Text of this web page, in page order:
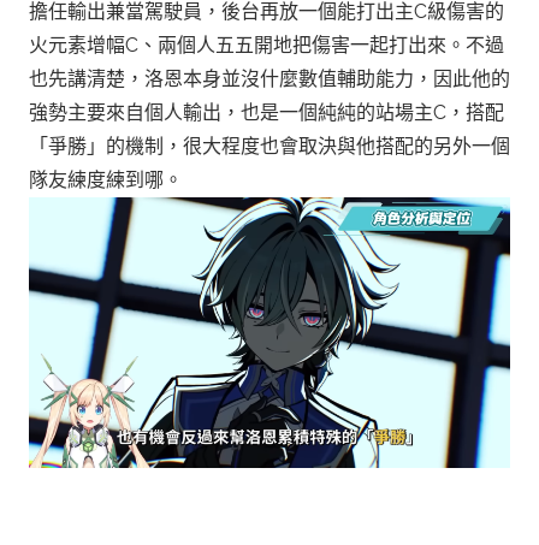
擔任輸出兼當駕駛員，後台再放一個能打出主C級傷害的
火元素增幅C、兩個人五五開地把傷害一起打出來。 不過
也先講清楚，洛恩本身並沒什麼數值輔助能力，因此他的
強勢主要來自個人輸出，也是一個純純的站場主C，搭配
「爭勝」的機制，很大程度也會取決與他搭配的另外一個
隊友練度練到哪。